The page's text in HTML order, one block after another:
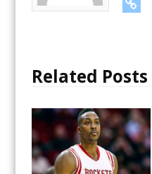
Related Posts